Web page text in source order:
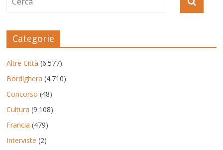
Categorie
Altre Città (6.577)
Bordighera (4.710)
Concorso (48)
Cultura (9.108)
Francia (479)
Interviste (2)